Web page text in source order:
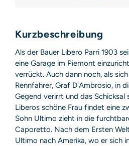
Sicherheitshinweis entsprechend
GPSRentbehrlich
Kurzbeschreibung
Als der Bauer Libero Parri 1903
eine Garage im Piemont
verrückt. Auch dann noch, als
Rennfahrer, Graf D'Ambrosio, in
Gegend verirrt und das Schicksal
Liberos schöne Frau findet eine
Sohn Ultimo zieht in die
Caporetto. Nach dem Ersten
Ultimo nach Amerika, wo er sich